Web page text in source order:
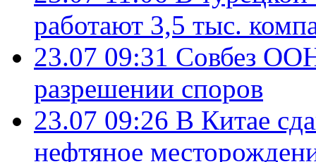
работают 3,5 тыс.
23.07 09:31 Совбез
разрешении споров
23.07 09:26 В Китае
нефтяное